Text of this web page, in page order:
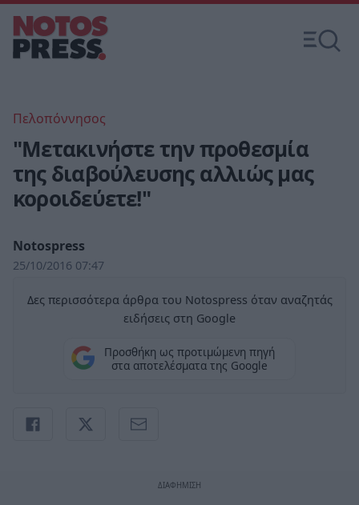
Πελοπόννησος
"Μετακινήστε την προθεσμία
της διαβούλευσης αλλιώς μας
κοροιδεύετε!"
Notospress
25/10/2016 07:47
Δες περισσότερα άρθρα του Notospress όταν αναζητάς
ειδήσεις στη Google
Προσθήκη ως προτιμώμενη πηγή
στα αποτελέσματα της Google